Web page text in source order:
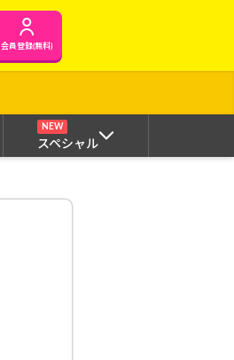
会員登録(無料)
NEW
スペシャル